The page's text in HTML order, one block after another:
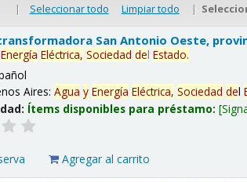
| Seleccionar todo Limpiar todo |
San Antonio Oeste,
Energía Eléctrica, Sociedad delEstado.
Aires:Agua y Energía Eléctrica, Sociedad del
Ítems disponibles para préstamo:
Agregar al carrito